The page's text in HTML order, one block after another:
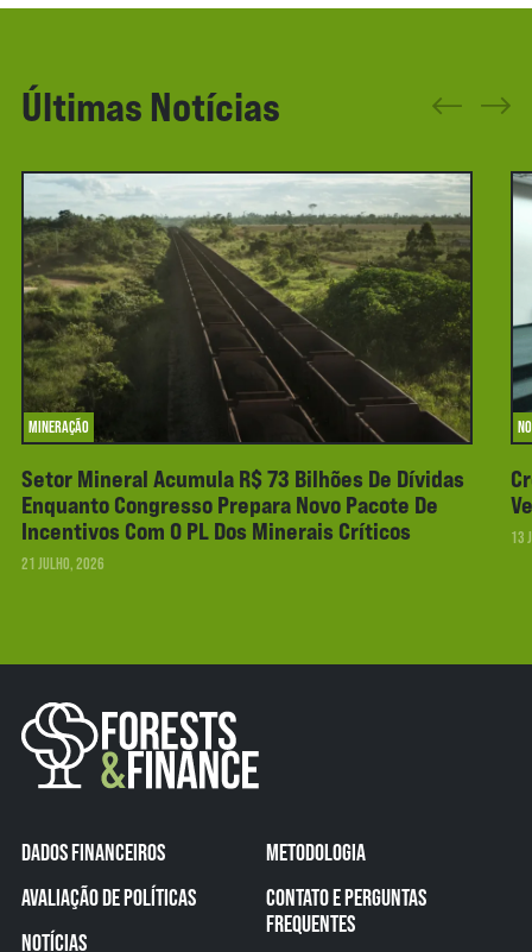
Últimas Notícias
MINERAÇÃO
Setor Mineral Acumula R$ 73 Bilhões De Dívidas
Enquanto Congresso Prepara Novo Pacote De
Incentivos Com O PL Dos Minerais Críticos
21 JULHO, 2026
13
DADOS FINANCEIROS
AVALIAÇÃO DE POLÍTICAS
NOTÍCIAS
METODOLOGIA
CONTATO E PERGUNTAS
FREQUENTES